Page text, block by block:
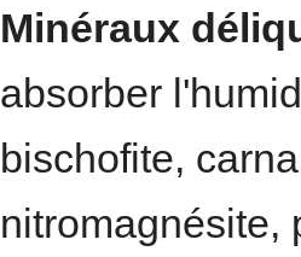
Minéraux
absorber
bischofite,
nitromagnésite,